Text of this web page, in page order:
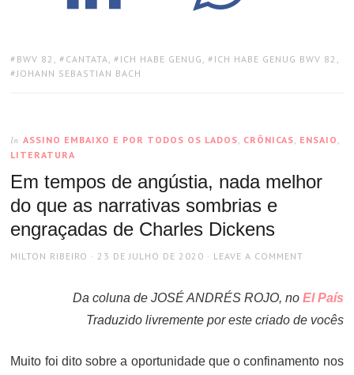
TAGS:
BWV 82 , CANTATA, ICH HABE GENUG , ICH HABE GENUG BWV 82 ,
JOHANN SEBASTIAN BACH
In ASSINO EMBAIXO E POR TODOS OS LADOS, CRÔNICAS, ENSAIO ,
LITERATURA
Em tempos de angústia, nada melhor
do que as narrativas sombrias e
engraçadas de Charles Dickens
AUTHOR
MILTON RIBEIRO
POSTED
23 DE JULHO DE 2020 LEAVE A COMMENT
Da coluna de JOSÉ ANDRÉS ROJO, no El País
Traduzido livremente por este criado de vocês
Muito foi dito sobre a oportunidade que o confinamento nos